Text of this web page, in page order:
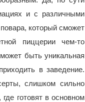
и с различными
который сможет
пиццерии чем-то
быть уникальная
в заведение.
слишком сильно
готовят в основном